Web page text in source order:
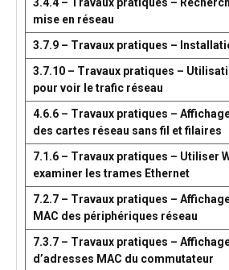
mise en réseau
3.7.9 – Travaux pratiques –
3.7.10 – Travaux pratiques –
pour voir le trafic réseau
4.6.6 – Travaux pratiques –
des cartes réseau sans fil et filaires
7.1.6 – Travaux pratiques – Utiliser
examiner les trames Ethernet
7.2.7 – Travaux pratiques –
MAC des périphériques réseau
7.3.7 – Travaux pratiques –
d’adresses MAC du commutateur